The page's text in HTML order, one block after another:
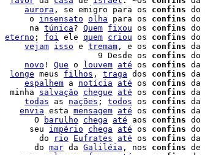
aurora , se emigro para os confins do
|      o insensato olha para os confins do
|      na túnica? Quem fixou os confins do
eterno ; foi ele quem criou os confins do
vejam isso e tremam , e os confins da
|                    9 Desde os confins do
novo ! Que o louvem até os confins da
longe meus filhos , traga dos confins da
espalhem a notícia até os confins da
|  minha salvação chegue até os confins da
todas as nações ; todos os confins da
envia esta mensagem até os confins da
|       O barulho chega até aos confins do
|      seu império chega até os confins do
|        do rio Eufrates até os confins da
|       do mar da Galiléia , nos confins de